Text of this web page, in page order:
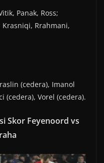
Panak, Ross;
Krasniqi, Rrahmani,
(cedera), Imanol
(cedera), Vorel (cedera).
Skor Feyenoord vs